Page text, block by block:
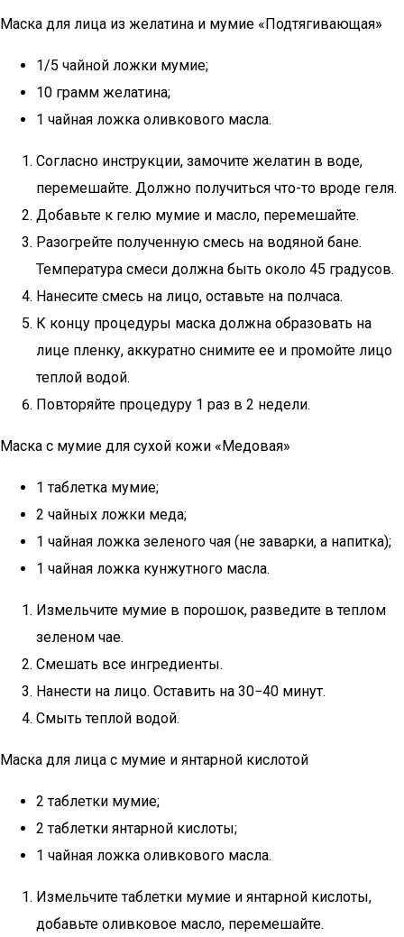
Маска для лица из желатина и мумие «Подтягивающая»
1/5 чайной ложки мумие;
10 грамм желатина;
1 чайная ложка оливкового масла.
Согласно инструкции, замочите желатин в воде,
перемешайте. Должно получиться что-то вроде геля.
Добавьте к гелю мумие и масло, перемешайте.
Разогрейте полученную смесь на водяной бане.
Температура смеси должна быть около 45 градусов.
Нанесите смесь на лицо, оставьте на полчаса.
К концу процедуры маска должна образовать на
лице пленку, аккуратно снимите ее и промойте лицо
теплой водой.
Повторяйте процедуру 1 раз в 2 недели.
Маска с мумие для сухой кожи «Медовая»
1 таблетка мумие;
2 чайных ложки меда;
1 чайная ложка зеленого чая (не заварки, а напитка);
1 чайная ложка кунжутного масла.
Измельчите мумие в порошок, разведите в теплом
зеленом чае.
Смешать все ингредиенты.
Нанести на лицо. Оставить на 30−40 минут.
Смыть теплой водой.
Маска для лица с мумие и янтарной кислотой
2 таблетки мумие;
2 таблетки янтарной кислоты;
1 чайная ложка оливкового масла.
Измельчите таблетки мумие и янтарной кислоты,
добавьте оливковое масло, перемешайте.